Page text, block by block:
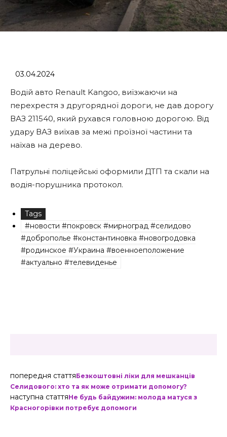
03.04.2024
Водій авто Renault Kangoo, виїзжаючи на
перехрестя з другорядної дороги, не дав дорогу
ВАЗ 211540, який рухався головною дорогою. Від
удару ВАЗ виїхав за межі проїзної частини та
наїхав на дерево.
Патрульні поліцейські оформили ДТП та скали на
водія-порушника протокол.
Tags
#новости #покровск #мирноград #селидово
#доброполье #константиновка #новогродовка
#родинское #Украина #военноеположение
#актуально #телевиденье
попередня статтяБезкоштовні ліки для мешканців
Селидового: хто та як може отримати допомогу?
наступна статтяНе будь байдужим: молода матуся з
Красногорівки потребує допомоги